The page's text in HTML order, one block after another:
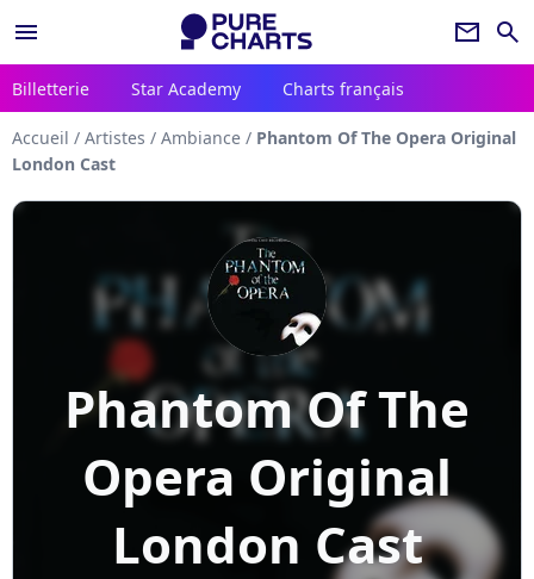
menu newsletter search
Billetterie Star Academy Charts français
Accueil / Artistes / Ambiance / Phantom Of The Opera Original
London Cast
Phantom Of The
Opera Original
London Cast